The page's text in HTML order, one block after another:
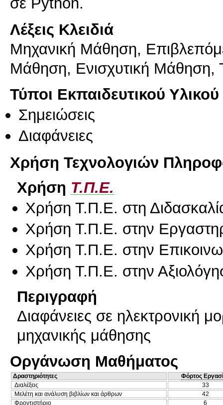
Λέξεις Κλειδιά
Μηχανική Μάθηση,
Μάθηση, Ενισχυτική Μάθηση,
Τύποι Εκπαιδευτικού Υλικού
Σημειώσεις
Διαφάνειες
Χρήση Τεχνολογιών
Χρήση Τ.Π.Ε.
Χρήση Τ.Π.Ε. στη
Χρήση Τ.Π.Ε. στην
Χρήση Τ.Π.Ε. στην
Χρήση Τ.Π.Ε. στην
Περιγραφή
Διαφάνειες σε ηλεκτρονική
μηχανικής μάθησης
Οργάνωση Μαθήματος
Δραστηριότητες
Φόρτος
Διαλέξεις
33
Μελέτη και ανάλυση βιβλίων και άρθρων
42
Φροντιστήριο
6